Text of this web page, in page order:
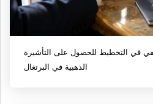
في التخطيط للحصول على التأشيرة
الذهبية في البرتغال